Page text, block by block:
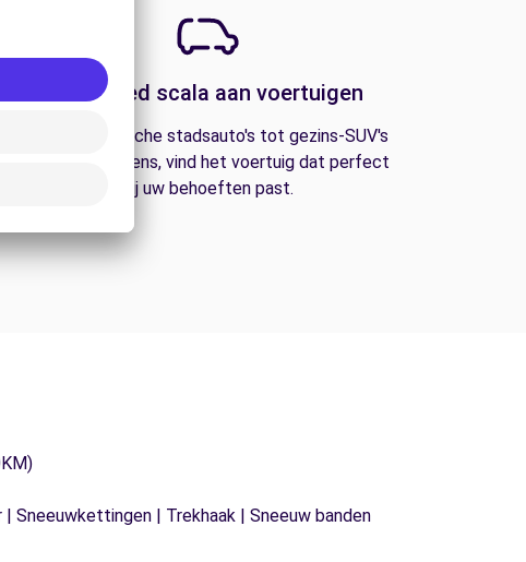
Een breed scala aan voertuigen
Van economische stadsauto's tot gezins-SUV's
en bestelwagens, vind het voertuig dat perfect
bij uw behoeften past.
Sneeuwkettingen | Trekhaak | Sneeuw banden